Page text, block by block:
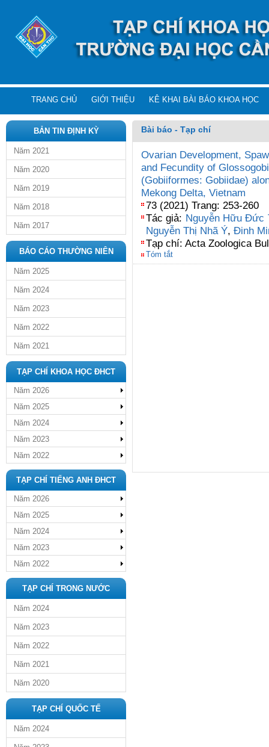
TRANG CHỦ GIỚI THIỆU KÊ KHAI BÀI BÁO KHOA HỌC
BẢN TIN ĐỊNH KỲ
Năm 2021
Năm 2020
Năm 2019
Năm 2018
Năm 2017
BÁO CÁO THƯỜNG NIÊN
Năm 2025
Năm 2024
Năm 2023
Năm 2022
Năm 2021
TẠP CHÍ KHOA HỌC ĐHCT
Năm 2026
Năm 2025
Năm 2024
Năm 2023
Năm 2022
TẠP CHÍ TIẾNG ANH ĐHCT
Năm 2026
Năm 2025
Năm 2024
Năm 2023
Năm 2022
TẠP CHÍ TRONG NƯỚC
Năm 2024
Năm 2023
Năm 2022
Năm 2021
Năm 2020
TẠP CHÍ QUỐC TẾ
Năm 2024
Bài báo - Tạp chí
Ovarian Development,
and Fecundity of
(Gobiiformes: Gobiidae)
Mekong Delta, Vietnam
73 (2021) Trang: 253-260
Tác giả: Nguyễn Hữu Đức
Nguyễn Thị Nhã Ý, Đinh
Tạp chí: Acta Zoologica
Tóm tắt